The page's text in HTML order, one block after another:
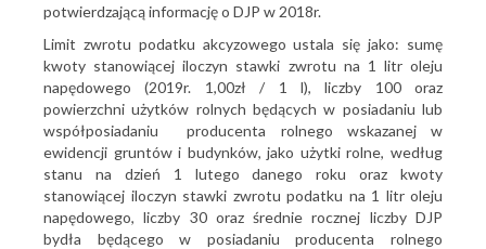
potwierdzającą informację o DJP w 2018r.
Limit zwrotu podatku akcyzowego ustala się jako: sumę
kwoty stanowiącej iloczyn stawki zwrotu na 1 litr oleju
napędowego (2019r. 1,00zł / 1 l), liczby 100 oraz
powierzchni użytków rolnych będących w posiadaniu lub
współposiadaniu producenta rolnego wskazanej w
ewidencji gruntów i budynków, jako użytki rolne, według
stanu na dzień 1 lutego danego roku oraz kwoty
stanowiącej iloczyn stawki zwrotu podatku na 1 litr oleju
napędowego, liczby 30 oraz średnie rocznej liczby DJP
bydła będącego w posiadaniu producenta rolnego